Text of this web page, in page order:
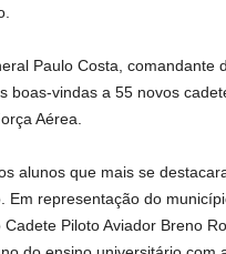
Paulo Costa, comandante
boas-vindas a 55 novos
Aérea.
alunos que mais se
Em representação do
Piloto Aviador Breno